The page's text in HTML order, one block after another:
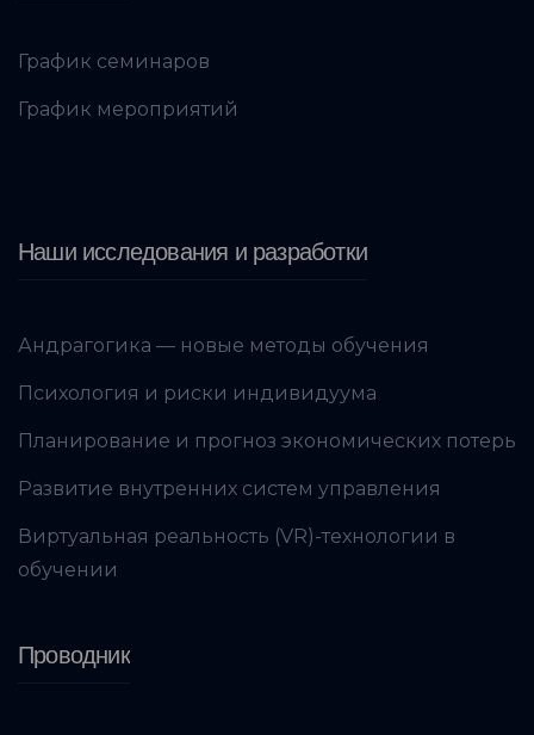
График семинаров
График мероприятий
Наши исследования и разработки
Андрагогика — новые методы обучения
Психология и риски индивидуума
Планирование и прогноз экономических потерь
Развитие внутренних систем управления
Виртуальная реальность (VR)-технологии в
обучении
Проводник